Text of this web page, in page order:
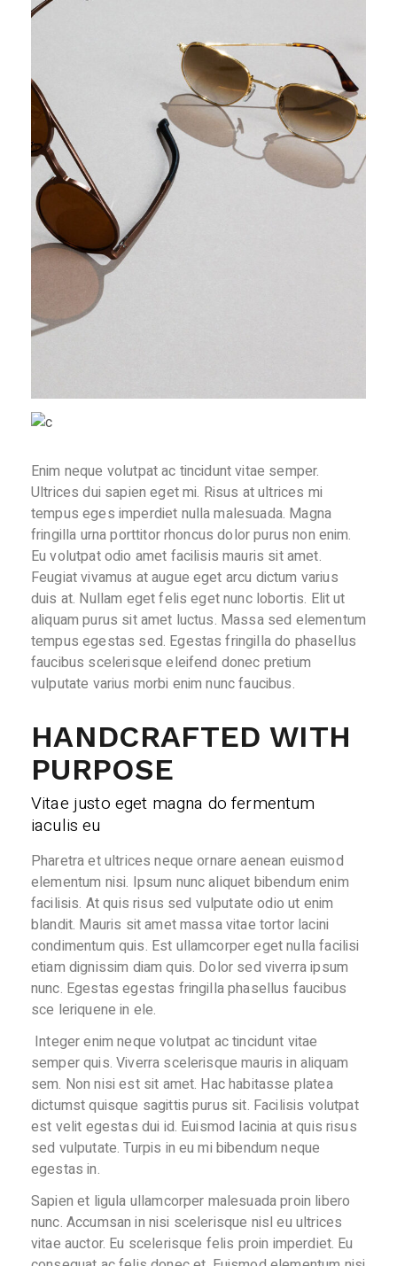
Enim neque volutpat ac tincidunt vitae semper.
Ultrices dui sapien eget mi. Risus at ultrices mi
tempus eges imperdiet nulla malesuada. Magna
fringilla urna porttitor rhoncus dolor purus non enim.
Eu volutpat odio amet facilisis mauris sit amet.
Feugiat vivamus at augue eget arcu dictum varius
duis at. Nullam eget felis eget nunc lobortis. Elit ut
aliquam purus sit amet luctus. Massa sed elementum
tempus egestas sed. Egestas fringilla do phasellus
faucibus scelerisque eleifend donec pretium
vulputate varius morbi enim nunc faucibus.
HANDCRAFTED WITH
PURPOSE
Vitae justo eget magna do fermentum
iaculis eu
Pharetra et ultrices neque ornare aenean euismod
elementum nisi. Ipsum nunc aliquet bibendum enim
facilisis. At quis risus sed vulputate odio ut enim
blandit. Mauris sit amet massa vitae tortor lacini
condimentum quis. Est ullamcorper eget nulla facilisi
etiam dignissim diam quis. Dolor sed viverra ipsum
nunc. Egestas egestas fringilla phasellus faucibus
sce leriquene in ele.
Integer enim neque volutpat ac tincidunt vitae
semper quis. Viverra scelerisque mauris in aliquam
sem. Non nisi est sit amet. Hac habitasse platea
dictumst quisque sagittis purus sit. Facilisis volutpat
est velit egestas dui id. Euismod lacinia at quis risus
sed vulputate. Turpis in eu mi bibendum neque
egestas in.
Sapien et ligula ullamcorper malesuada proin libero
nunc. Accumsan in nisi scelerisque nisl eu ultrices
vitae auctor. Eu scelerisque felis proin imperdiet. Eu